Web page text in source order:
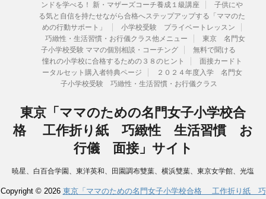
ンドを学べる！ 新・マザーズコーチ養成１級講座
子供にや
る気と自信を持たせながら合格へステップアップする「ママのた
めの行動サポート」
小学校受験 プライベートレッスン
巧緻性・生活習慣・お行儀クラス他メニュー
東京 名門女
子小学校受験 ママの個別相談・コーチング
無料で聞ける
憧れの小学校に合格するための３８のヒント
面接カードト
ータルセット購入者特典ページ
２０２４年度入学 名門女
子小学校受験 巧緻性・生活習慣・お行儀クラス
東京「ママのための名門女子小学校合
格 工作折り紙 巧緻性 生活習慣 お
行儀 面接」サイト
暁星、白百合学園、東洋英和、田園調布雙葉、横浜雙葉、東京女学館、光塩
女子学院、湘南白百合学園、洗足学園、カリタス、聖ヨゼフ学園、国府台、
Copyright © 2026 東京「ママのための名門女子小学校合格 工作折り紙 巧